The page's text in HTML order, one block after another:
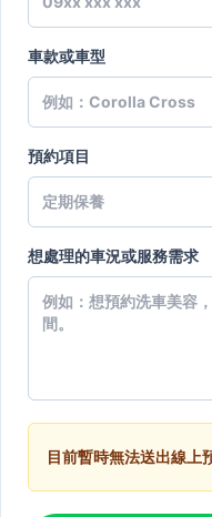
車款或車型
預約項目
想處理的車況或服務需求
目前暫時無法送出線上